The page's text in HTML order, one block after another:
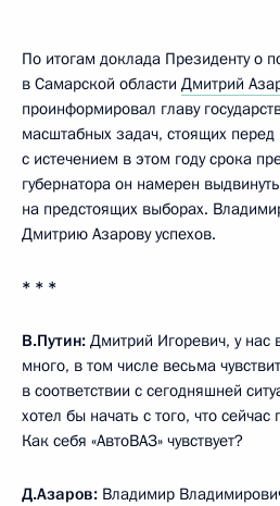
По итогам доклада Президенту о
в Самарской области Дмитрий
проинформировал главу
масштабных задач, стоящих
с истечением в этом году срока
губернатора он намерен
на предстоящих выборах.
Дмитрию Азарову успехов.
* * *
В.Путин: Дмитрий Игоревич, у нас
много, в том числе весьма
в соответствии с сегодняшней
хотел бы начать с того, что сейчас
Как себя «АвтоВАЗ» чувствует?
Д.Азаров: Владимир